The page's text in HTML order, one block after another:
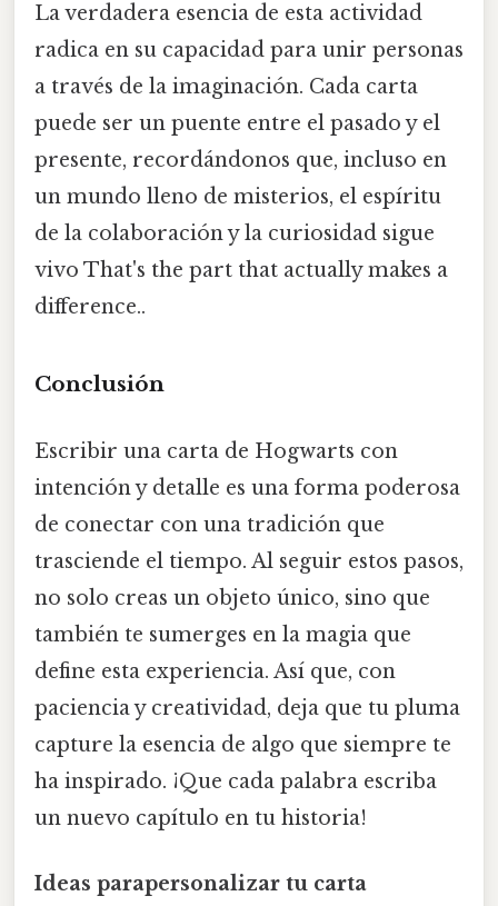
La verdadera esencia de esta actividad
radica en su capacidad para unir personas
a través de la imaginación. Cada carta
puede ser un puente entre el pasado y el
presente, recordándonos que, incluso en
un mundo lleno de misterios, el espíritu
de la colaboración y la curiosidad sigue
vivo That's the part that actually makes a
difference..
Conclusión
Escribir una carta de Hogwarts con
intención y detalle es una forma poderosa
de conectar con una tradición que
trasciende el tiempo. Al seguir estos pasos,
no solo creas un objeto único, sino que
también te sumerges en la magia que
define esta experiencia. Así que, con
paciencia y creatividad, deja que tu pluma
capture la esencia de algo que siempre te
ha inspirado. ¡Que cada palabra escriba
un nuevo capítulo en tu historia!
Ideas parapersonalizar tu carta